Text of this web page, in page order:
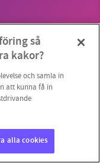
en slant till
så
kakor?
och samla in
att kunna få in
alla cookies